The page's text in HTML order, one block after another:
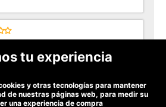
en Colectivia!
y no lo he recibido y no puedo
hablar con el almacen y
pasado el pedido
tu experiencia
y otras tecnologías para mantener
de nuestras páginas web, para medir su
una experiencia de compra